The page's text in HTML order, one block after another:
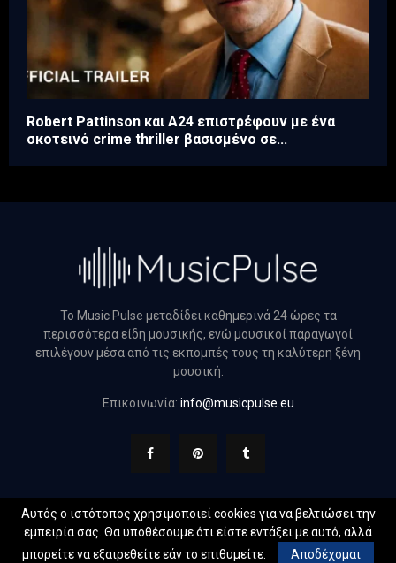
Robert Pattinson και A24 επιστρέφουν με ένα
σκοτεινό crime thriller βασισμένο σε...
Το Music Pulse μεταδίδει καθημερινά 24 ώρες τα
περισσότερα είδη μουσικής, ενώ μουσικοί παραγωγοί
επιλέγουν μέσα από τις εκπομπές τους τη καλύτερη ξένη
μουσική.
Επικοινωνία: info@musicpulse.eu
@2022 - musicpulse.eu. All Right Reserved. Designed and
Αυτός ο ιστότοπος χρησιμοποιεί cookies για να βελτιώσει την
εμπειρία σας. Θα υποθέσουμε ότι είστε εντάξει με αυτό, αλλά
μπορείτε να εξαιρεθείτε εάν το επιθυμείτε.
Αποδέχομαι